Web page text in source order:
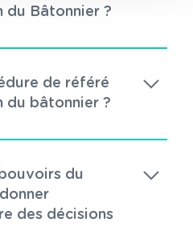
Bâtonnier ?
de référé
du bâtonnier ?
du
des décisions